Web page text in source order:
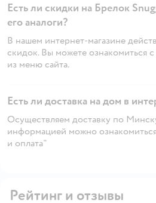
Есть ли скидки на Брелок
его аналоги?
В нашем интернет-магазине
скидок. Вы можете ознакомиться
из меню сайта.
Есть ли доставка на дом в
Осуществляем доставку по
информацией можно
и оплата"
Рейтинг и отзывы